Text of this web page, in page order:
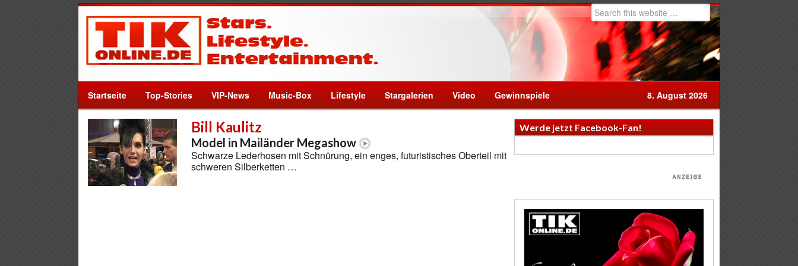
Startseite Top-Stories VIP-News Music-Box Lifestyle Stargalerien Video Gewinnspiele 8. August 2026
Bill Kaulitz
Model in Mailänder Megashow
Schwarze Lederhosen mit Schnürung, ein enges, futuristisches Oberteil mit
schweren Silberketten …
Werde jetzt Facebook-Fan!